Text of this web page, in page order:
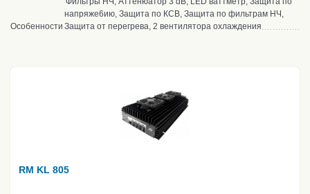
Особенности
напряже6ию, Защита по КСВ, Защита по фильтрам НЧ,
Защита от перегрева, 2 вентилятора охлаждения
RM KL 805